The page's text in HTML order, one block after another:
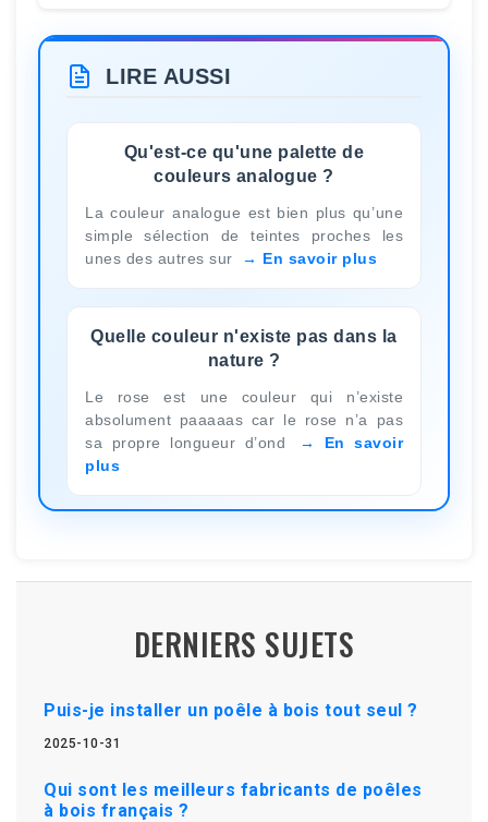
LIRE AUSSI
Qu'est-ce qu'une palette de
couleurs analogue ?
La couleur analogue est bien plus qu’une
simple sélection de teintes proches les
unes des autres sur
En savoir plus
Quelle couleur n'existe pas dans la
nature ?
Le rose est une couleur qui n’existe
absolument paaaaas car le rose n’a pas
sa propre longueur d’ond
En savoir
plus
DERNIERS SUJETS
Puis-je installer un poêle à bois tout seul ?
2025-10-31
Qui sont les meilleurs fabricants de poêles
à bois français ?